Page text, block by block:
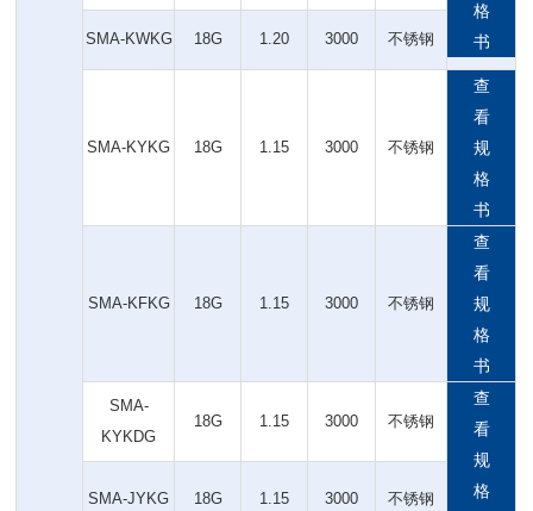
格
书
SMA-KWKG 18G 1.20 3000 不锈钢
SMA-KYKG 18G 1.15 3000 不锈钢
查
看
规
格
书
SMA-KFKG 18G 1.15 3000 不锈钢
查
看
规
格
书
SMA-
KYKDG
18G 1.15 3000 不锈钢
查
看
规
格
SMA-JYKG 18G 1.15 3000 不锈钢